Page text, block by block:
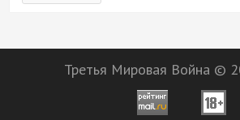
Третья Мировая Война ©